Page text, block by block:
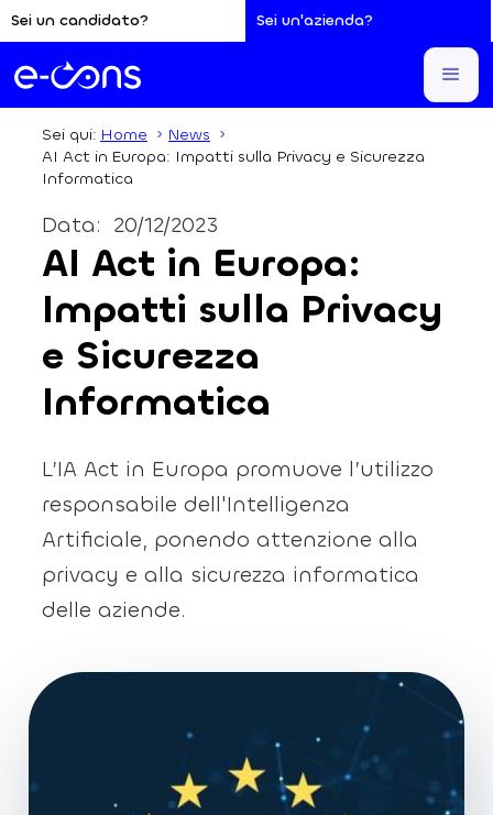
Sei un candidato? Sei un'azienda?
Sei qui: Home
News
AI Act in Europa: Impatti sulla Privacy e Sicurezza
Informatica
20/12/2023
Data:
AI Act in Europa:
Impatti sulla Privacy
e Sicurezza
Informatica
L’IA Act in Europa promuove l’utilizzo
responsabile dell'Intelligenza
Artificiale, ponendo attenzione alla
privacy e alla sicurezza informatica
delle aziende.